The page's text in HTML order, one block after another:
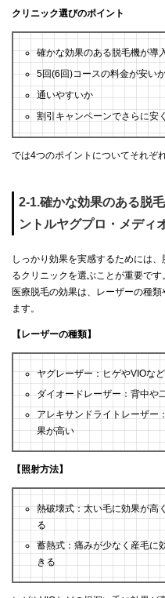
クリニック選びのポイント
確かな効果のある脱毛機が導
5回(6回)コースの料金が安い
通いやすいか
割引キャンペーンでさらに安
では4つのポイントについてそれぞ
2-1.確かな効果のある脱
ントルヤグプロ・メディ
しっかり効果を実感するためには
るクリニックを選ぶことが重要です。
医療脱毛の効果は、レーザーの種
ます。
【レーザーの種類】
ヤグレーザー：ヒゲやVIOな
ダイオードレーザー：背中や
アレキサンドライトレーザー
果が高い
【照射方法】
熱破壊式：太い毛に効果が高
る
蓄熱式：痛みが少なく産毛に
きる